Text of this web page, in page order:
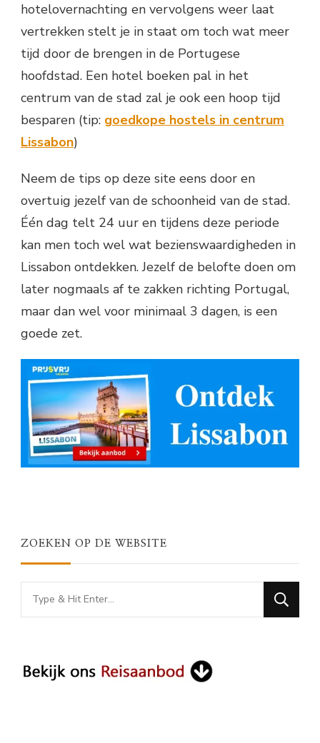
hotelovernachting en vervolgens weer laat
vertrekken stelt je in staat om toch wat meer
tijd door de brengen in de Portugese
hoofdstad. Een hotel boeken pal in het
centrum van de stad zal je ook een hoop tijd
besparen (tip: goedkope hostels in centrum
Lissabon)
Neem de tips op deze site eens door en
overtuig jezelf van de schoonheid van de stad.
Één dag telt 24 uur en tijdens deze periode
kan men toch wel wat bezienswaardigheden in
Lissabon ontdekken. Jezelf de belofte doen om
later nogmaals af te zakken richting Portugal,
maar dan wel voor minimaal 3 dagen, is een
goede zet.
ZOEKEN OP DE WEBSITE
Looking
for